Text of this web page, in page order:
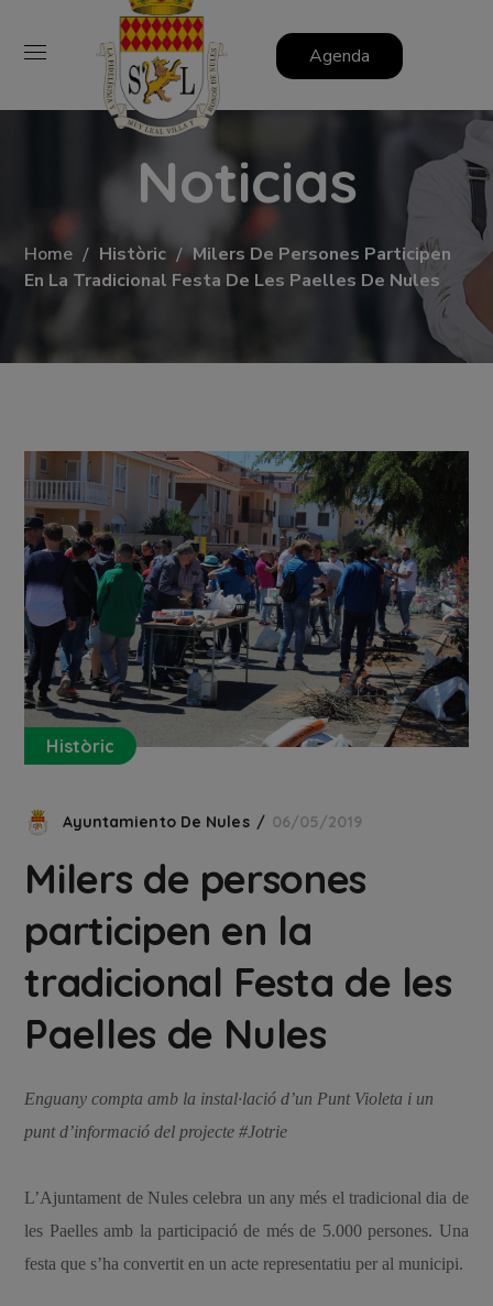
Agenda
Noticias
Home Històric
Milers De Persones Participen
En La Tradicional Festa De Les Paelles De Nules
Històric
Ayuntamiento De Nules 06/05/2019
Milers de persones
participen en la
tradicional Festa de les
Paelles de Nules
Enguany compta amb la instal·lació d’un Punt Violeta i un
punt d’informació del projecte #Jotrie
L’Ajuntament de Nules celebra un any més el tradicional dia de
les Paelles amb la participació de més de 5.000 persones. Una
festa que s’ha convertit en un acte representatiu per al municipi.